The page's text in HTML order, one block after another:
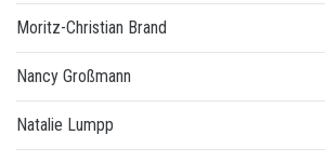
Moritz-Christian Brand
Nancy Großmann
Natalie Lumpp